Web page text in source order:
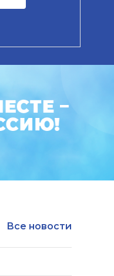
Все новости